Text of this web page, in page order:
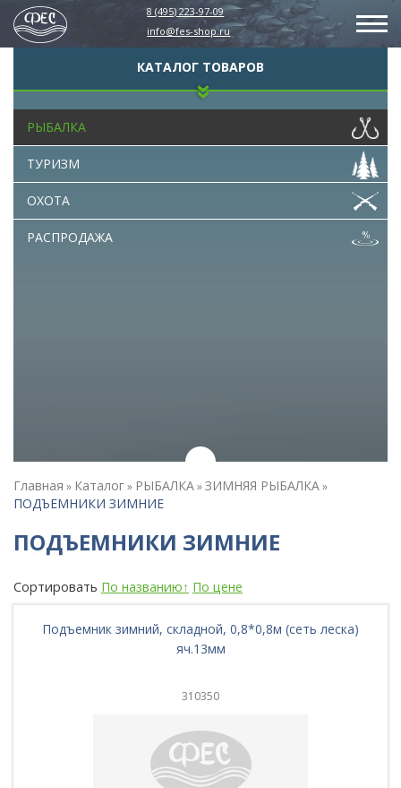
8 (495) 223-97-09
info@fes-shop.ru
КАТАЛОГ ТОВАРОВ
РЫБАЛКА
ТУРИЗМ
ОХОТА
РАСПРОДАЖА
Главная » Каталог» РЫБАЛКА»ЗИМНЯЯ РЫБАЛКА»
ПОДЪЕМНИКИ ЗИМНИЕ
ПОДЪЕМНИКИ ЗИМНИЕ
Сортировать По названию↑ По цене
Подъемник зимний, складной, 0,8*0,8м (сеть леска)
яч.13мм
310350